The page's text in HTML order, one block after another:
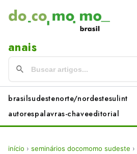
anais
brasilsudestenorte/nordestesulint
autorespalavras-chaveeditorial
início › seminários docomomo sudeste ›